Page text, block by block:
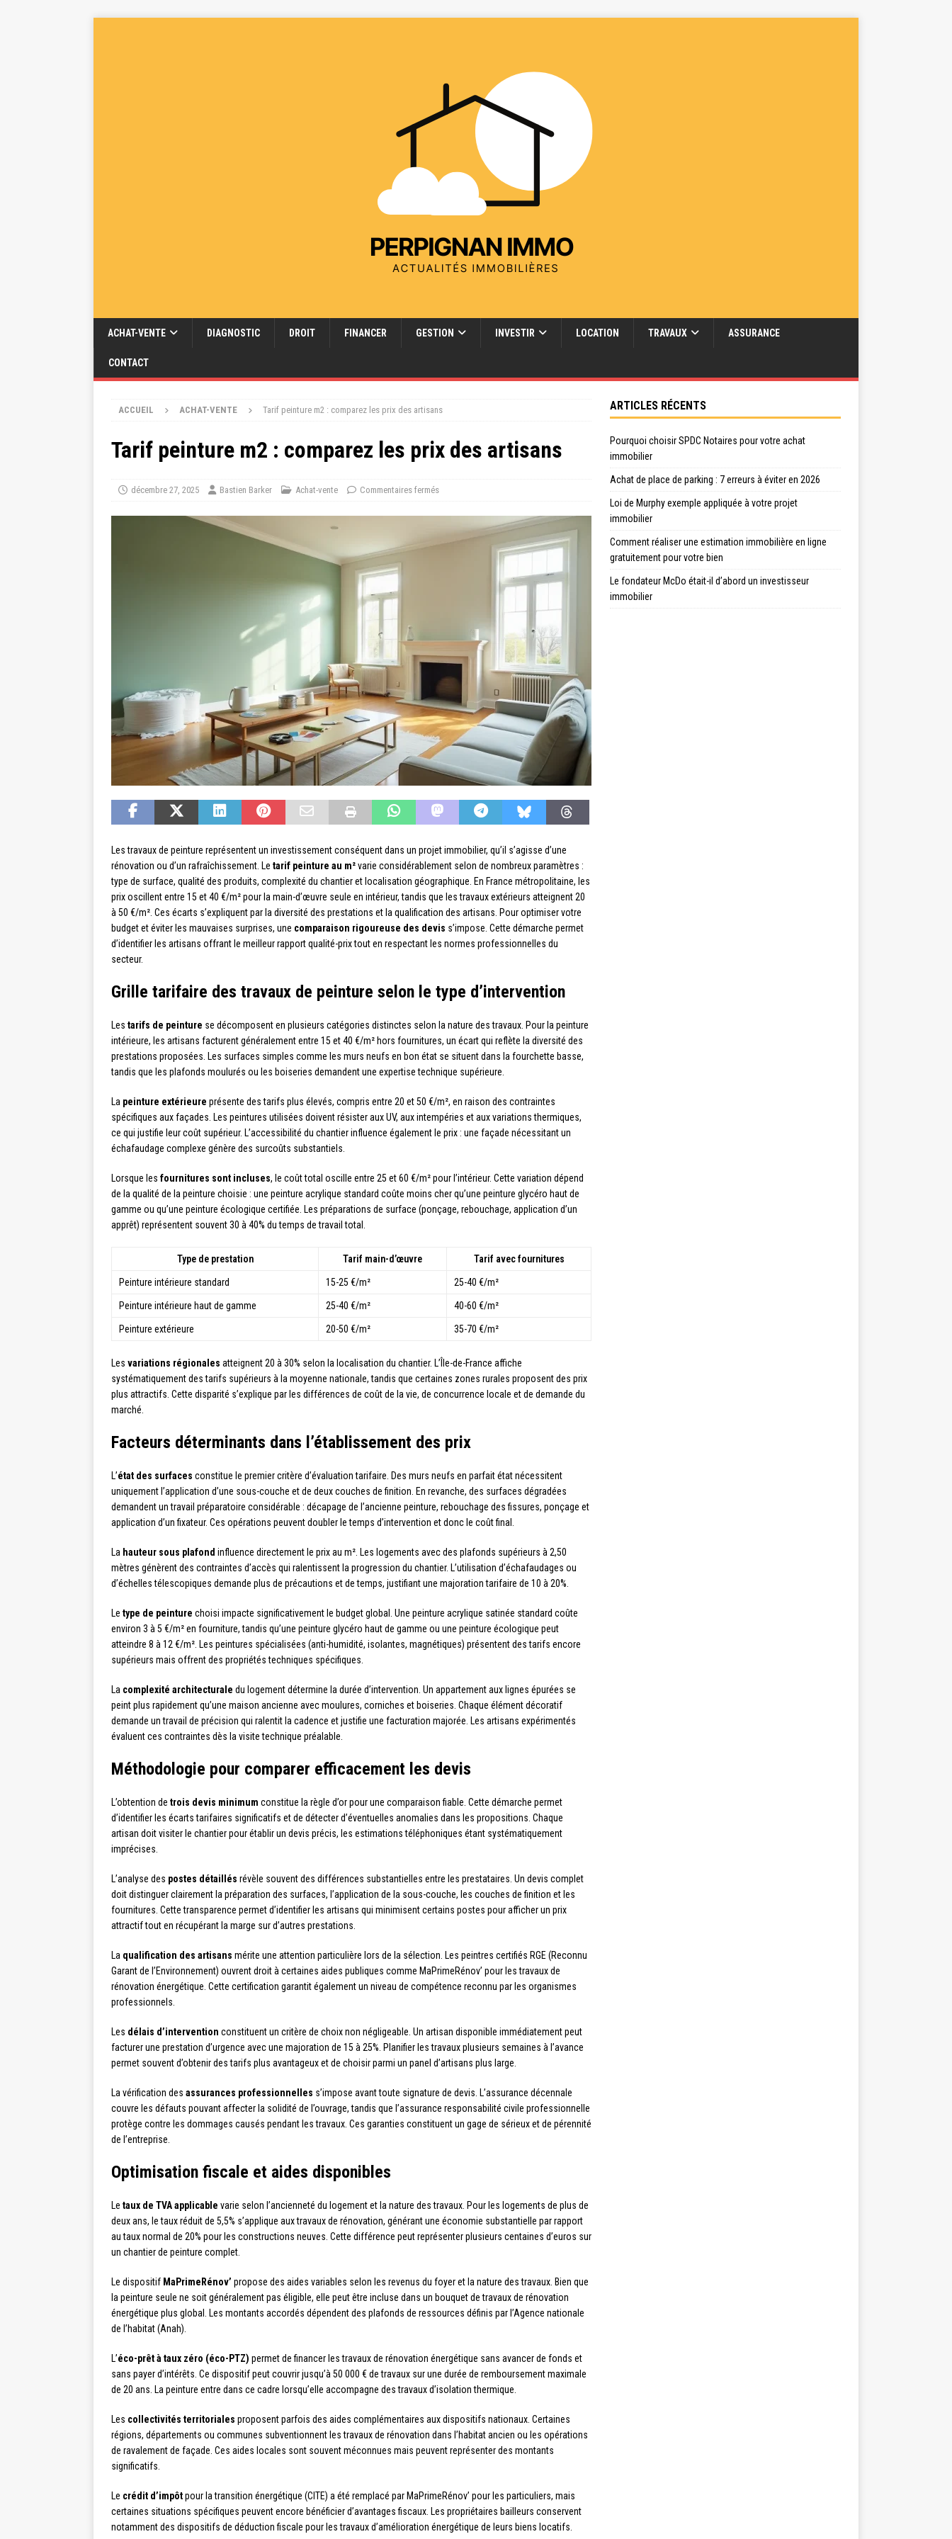
ACHAT-VENTE DIAGNOSTIC DROIT FINANCER GESTION INVESTIR LOCATION TRAVAUX ASSURANCE
CONTACT
ACCUEIL ACHAT-VENTE Tarif peinture m2 : comparez les prix des artisans
Tarif peinture m2 : comparez les prix des artisans
décembre 27, 2025 Bastien Barker Achat-vente Commentaires fermés
Les travaux de peinture représentent un investissement conséquent dans un projet immobilier, qu’il s’agisse d’une
rénovation ou d’un rafraîchissement. Le tarif peinture au m²varie considérablement selon de nombreux paramètres :
type de surface, qualité des produits, complexité du chantier et localisation géographique. En France métropolitaine, les
prix oscillent entre 15 et 40 €/m² pour la main-d’œuvre seule en intérieur, tandis que les travaux extérieurs atteignent 20
à 50 €/m². Ces écarts s’expliquent par la diversité des prestations et la qualification des artisans. Pour optimiser votre
budget et éviter les mauvaises surprises, une comparaison rigoureuse des devis s’impose. Cette démarche permet
d’identifier les artisans offrant le meilleur rapport qualité-prix tout en respectant les normes professionnelles du
secteur.
Grille tarifaire des travaux de peinture selon le type d’intervention
Les tarifs de peinture se décomposent en plusieurs catégories distinctes selon la nature des travaux. Pour la peinture
intérieure, les artisans facturent généralement entre 15 et 40 €/m² hors fournitures, un écart qui reflète la diversité des
prestations proposées. Les surfaces simples comme les murs neufs en bon état se situent dans la fourchette basse,
tandis que les plafonds moulurés ou les boiseries demandent une expertise technique supérieure.
La peinture extérieure présente des tarifs plus élevés, compris entre 20 et 50 €/m², en raison des contraintes
spécifiques aux façades. Les peintures utilisées doivent résister aux UV, aux intempéries et aux variations thermiques,
ce qui justifie leur coût supérieur. L’accessibilité du chantier influence également le prix : une façade nécessitant un
échafaudage complexe génère des surcoûts substantiels.
Lorsque les fournitures sont incluses, le coût total oscille entre 25 et 60 €/m² pour l’intérieur. Cette variation dépend
de la qualité de la peinture choisie : une peinture acrylique standard coûte moins cher qu’une peinture glycéro haut de
gamme ou qu’une peinture écologique certifiée. Les préparations de surface (ponçage, rebouchage, application d’un
apprêt) représentent souvent 30 à 40% du temps de travail total.
Type de prestation Tarif main-d’œuvre Tarif avec fournitures
Peinture intérieure standard 15-25 €/m² 25-40 €/m²
Peinture intérieure haut de gamme 25-40 €/m² 40-60 €/m²
Peinture extérieure 20-50 €/m² 35-70 €/m²
Les variations régionales atteignent 20 à 30% selon la localisation du chantier. L’Île-de-France affiche
systématiquement des tarifs supérieurs à la moyenne nationale, tandis que certaines zones rurales proposent des prix
plus attractifs. Cette disparité s’explique par les différences de coût de la vie, de concurrence locale et de demande du
marché.
Facteurs déterminants dans l’établissement des prix
L’état des surfaces constitue le premier critère d’évaluation tarifaire. Des murs neufs en parfait état nécessitent
uniquement l’application d’une sous-couche et de deux couches de finition. En revanche, des surfaces dégradées
demandent un travail préparatoire considérable : décapage de l’ancienne peinture, rebouchage des fissures, ponçage et
application d’un fixateur. Ces opérations peuvent doubler le temps d’intervention et donc le coût final.
La hauteur sous plafond influence directement le prix au m². Les logements avec des plafonds supérieurs à 2,50
mètres génèrent des contraintes d’accès qui ralentissent la progression du chantier. L’utilisation d’échafaudages ou
d’échelles télescopiques demande plus de précautions et de temps, justifiant une majoration tarifaire de 10 à 20%.
Le type de peinture choisi impacte significativement le budget global. Une peinture acrylique satinée standard coûte
environ 3 à 5 €/m² en fourniture, tandis qu’une peinture glycéro haut de gamme ou une peinture écologique peut
atteindre 8 à 12 €/m². Les peintures spécialisées (anti-humidité, isolantes, magnétiques) présentent des tarifs encore
supérieurs mais offrent des propriétés techniques spécifiques.
La complexité architecturale du logement détermine la durée d’intervention. Un appartement aux lignes épurées se
peint plus rapidement qu’une maison ancienne avec moulures, corniches et boiseries. Chaque élément décoratif
demande un travail de précision qui ralentit la cadence et justifie une facturation majorée. Les artisans expérimentés
évaluent ces contraintes dès la visite technique préalable.
Méthodologie pour comparer efficacement les devis
L’obtention de trois devis minimum constitue la règle d’or pour une comparaison fiable. Cette démarche permet
d’identifier les écarts tarifaires significatifs et de détecter d’éventuelles anomalies dans les propositions. Chaque
artisan doit visiter le chantier pour établir un devis précis, les estimations téléphoniques étant systématiquement
imprécises.
L’analyse des postes détaillés révèle souvent des différences substantielles entre les prestataires. Un devis complet
doit distinguer clairement la préparation des surfaces, l’application de la sous-couche, les couches de finition et les
fournitures. Cette transparence permet d’identifier les artisans qui minimisent certains postes pour afficher un prix
attractif tout en récupérant la marge sur d’autres prestations.
La qualification des artisans mérite une attention particulière lors de la sélection. Les peintres certifiés RGE (Reconnu
Garant de l’Environnement) ouvrent droit à certaines aides publiques comme MaPrimeRénov’ pour les travaux de
rénovation énergétique. Cette certification garantit également un niveau de compétence reconnu par les organismes
professionnels.
Les délais d’intervention constituent un critère de choix non négligeable. Un artisan disponible immédiatement peut
facturer une prestation d’urgence avec une majoration de 15 à 25%. Planifier les travaux plusieurs semaines à l’avance
permet souvent d’obtenir des tarifs plus avantageux et de choisir parmi un panel d’artisans plus large.
La vérification des assurances professionnelles s’impose avant toute signature de devis. L’assurance décennale
couvre les défauts pouvant affecter la solidité de l’ouvrage, tandis que l’assurance responsabilité civile professionnelle
protège contre les dommages causés pendant les travaux. Ces garanties constituent un gage de sérieux et de pérennité
de l’entreprise.
Optimisation fiscale et aides disponibles
Le taux de TVA applicable varie selon l’ancienneté du logement et la nature des travaux. Pour les logements de plus de
deux ans, le taux réduit de 5,5% s’applique aux travaux de rénovation, générant une économie substantielle par rapport
au taux normal de 20% pour les constructions neuves. Cette différence peut représenter plusieurs centaines d’euros sur
un chantier de peinture complet.
Le dispositif MaPrimeRénov’ propose des aides variables selon les revenus du foyer et la nature des travaux. Bien que
la peinture seule ne soit généralement pas éligible, elle peut être incluse dans un bouquet de travaux de rénovation
énergétique plus global. Les montants accordés dépendent des plafonds de ressources définis par l’Agence nationale
de l’habitat (Anah).
L’éco-prêt à taux zéro (éco-PTZ) permet de financer les travaux de rénovation énergétique sans avancer de fonds et
sans payer d’intérêts. Ce dispositif peut couvrir jusqu’à 50 000 € de travaux sur une durée de remboursement maximale
de 20 ans. La peinture entre dans ce cadre lorsqu’elle accompagne des travaux d’isolation thermique.
Les collectivités territoriales proposent parfois des aides complémentaires aux dispositifs nationaux. Certaines
régions, départements ou communes subventionnent les travaux de rénovation dans l’habitat ancien ou les opérations
de ravalement de façade. Ces aides locales sont souvent méconnues mais peuvent représenter des montants
significatifs.
Le crédit d’impôtpour la transition énergétique (CITE) a été remplacé par MaPrimeRénov’ pour les particuliers, mais
certaines situations spécifiques peuvent encore bénéficier d’avantages fiscaux. Les propriétaires bailleurs conservent
notamment des dispositifs de déduction fiscale pour les travaux d’amélioration énergétique de leurs biens locatifs.
ARTICLES RÉCENTS
Pourquoi choisir SPDC Notaires pour votre achat
immobilier
Achat de place de parking : 7 erreurs à éviter en 2026
Loi de Murphy exemple appliquée à votre projet
immobilier
Comment réaliser une estimation immobilière en ligne
gratuitement pour votre bien
Le fondateur McDo était-il d’abord un investisseur
immobilier